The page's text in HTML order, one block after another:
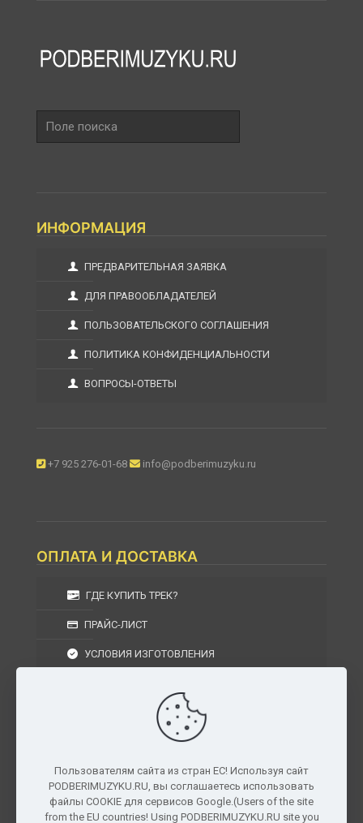
поиска
ИНФОРМАЦИЯ
ПРЕДВАРИТЕЛЬНАЯ ЗАЯВКА
ДЛЯ ПРАВООБЛАДАТЕЛЕЙ
ПОЛЬЗОВАТЕЛЬСКОГО СОГЛАШЕНИЯ
ПОЛИТИКА КОНФИДЕНЦИАЛЬНОСТИ
ВОПРОСЫ-ОТВЕТЫ
+7 925 276-01-68 info@podberimuzyku.ru
ОПЛАТА И ДОСТАВКА
ГДЕ КУПИТЬ ТРЕК?
ПРАЙС-ЛИСТ
УСЛОВИЯ ИЗГОТОВЛЕНИЯ
УСЛОВИЯ ВОЗВРАТА
г. Москва, Московская область, Центральный
федеральный округ, РФ, Россия
Пользователям сайта из стран ЕС! Используя сайт
PODBERIMUZYKU.RU, вы соглашаетесь использовать
файлы COOKIE для сервисов Google.(Users of the site
from the EU countries! Using PODBERIMUZYKU.RU site you